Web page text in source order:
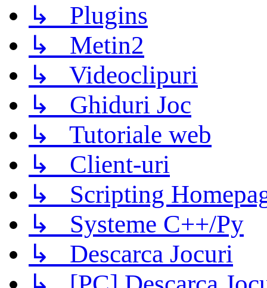
↳ Plugins
↳ Metin2
↳ Videoclipuri
↳ Ghiduri Joc
↳ Tutoriale web
↳ Client-uri
↳ Scripting
↳ Systeme C++/Py
↳ Descarca Jocuri